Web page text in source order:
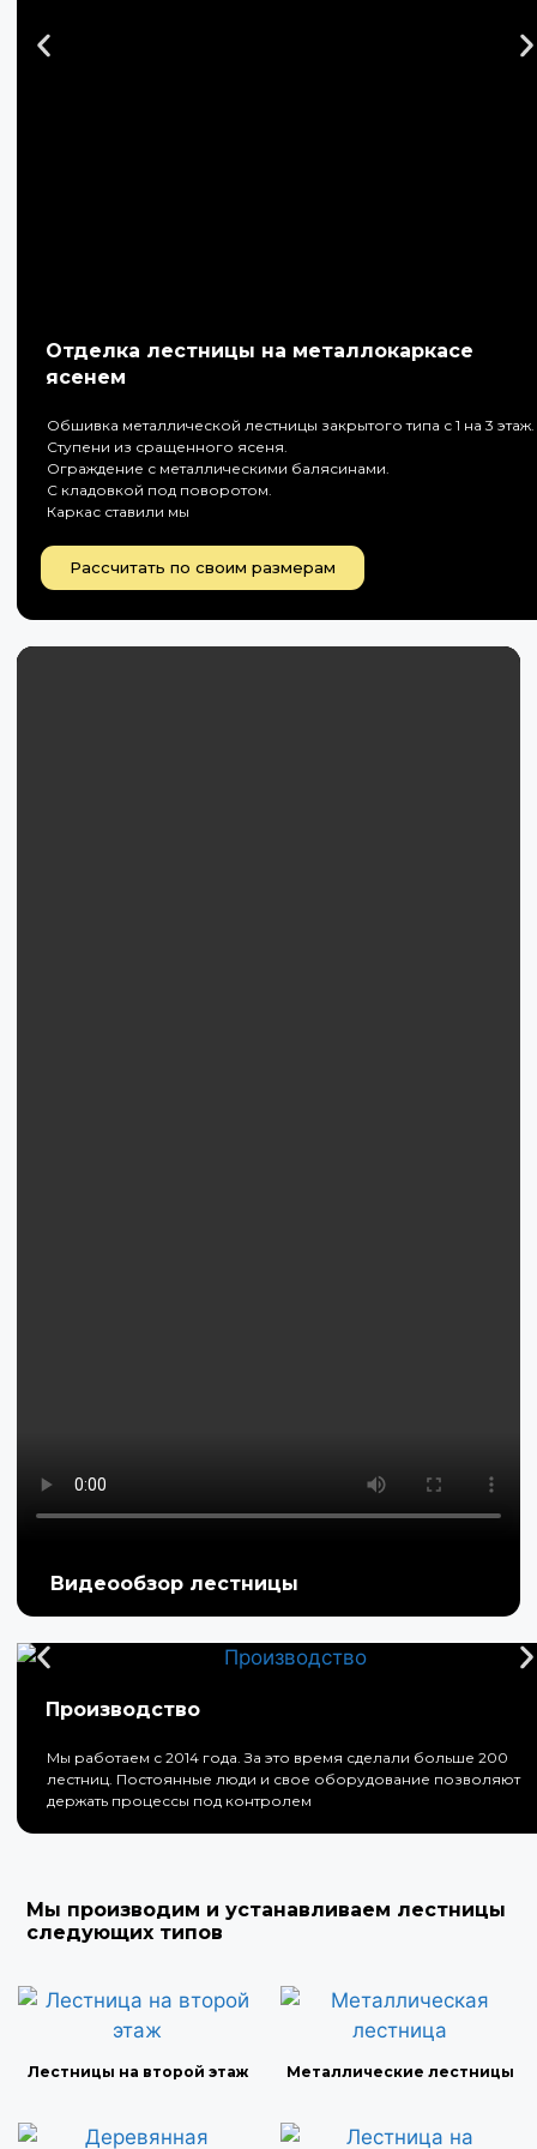
Отделка лестницы на металлокаркасе
ясенем
Обшивка металлической лестницы закрытого типа с 1 на 3 этаж.
Ступени из сращенного ясеня.
Ограждение с металлическими балясинами.
С кладовкой под поворотом.
Каркас ставили мы
Рассчитать по своим размерам
Видеообзор лестницы
Производство
Мы работаем с 2014 года. За это время сделали больше 200
лестниц. Постоянные люди и свое оборудование позволяют
держать процессы под контролем
Мы производим и устанавливаем лестницы
следующих типов
Лестницы на второй этаж Металлические лестницы